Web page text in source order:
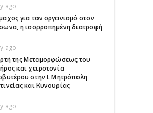
ago
για τον οργανισμό στον
η ισορροπημένη διατροφή
ago
της Μεταμορφώσεως του
και χειροτονία
στην Ι. Μητρόπολη
και Κυνουρίας
ago